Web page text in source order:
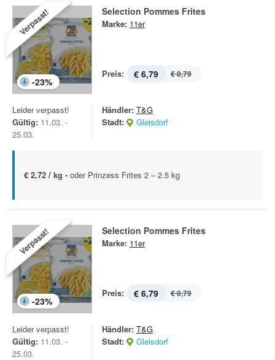
Verpasst!
-23%
Selection Pommes Frites
Marke: 11er
Preis: € 6,79 € 8,79
Leider verpasst!
Gültig: 11.03. -
25.03.
Händler: T&G
Stadt:
Gleisdorf
€ 2,72 / kg - oder Prinzess Frites 2 – 2.5 kg
Verpasst!
-23%
Selection Pommes Frites
Marke: 11er
Preis: € 6,79 € 8,79
Leider verpasst!
Gültig: 11.03. -
25.03.
Händler: T&G
Stadt:
Gleisdorf